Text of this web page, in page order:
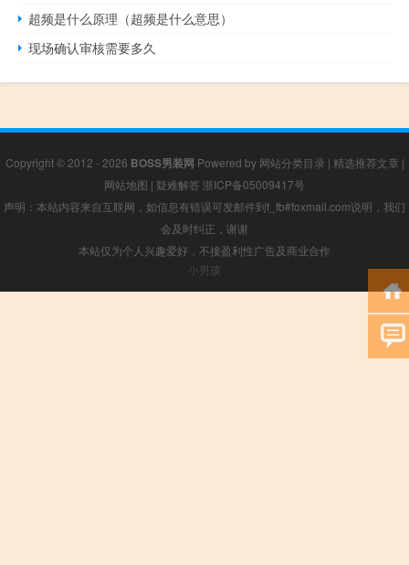
超频是什么原理（超频是什么意思）
现场确认审核需要多久
Copyright © 2012 - 2026 BOSS男装网 Powered by 网站分类目录 | 精选推荐文章 |
网站地图 | 疑难解答 浙ICP备05009417号
声明：本站内容来自互联网，如信息有错误可发邮件到f_fb#foxmail.com说明，我们
会及时纠正，谢谢
本站仅为个人兴趣爱好，不接盈利性广告及商业合作
小男孩